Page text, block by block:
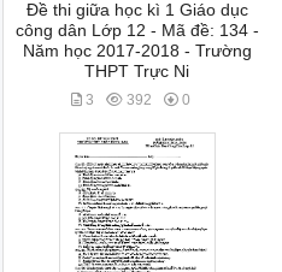
Đề thi giữa học kì 1 Giáo dục
công dân Lớp 12 - Mã đề: 134 -
Năm học 2017-2018 - Trường
THPT Trực Ni
3 392 0